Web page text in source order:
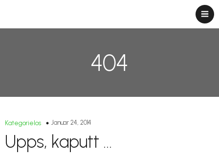
404
Kategorielos Januar 24, 2014
Upps, kaputt …